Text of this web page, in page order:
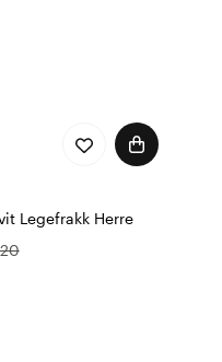
Legefrakk Herre